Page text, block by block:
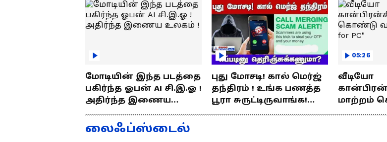
மோடியின் இந்த படத்தை
பகிர்ந்த ஓபன் AI சி.இ.ஓ !
அதிர்ந்த இணைய
உலகம் !
புது மோசடி! கால் மெர்ஜ்
தந்திரம் ! உங்க பணத்த
பூரா சுருட்டிருவாங்க!
எப்படினு
05:26
வீடியோ
மாற்றம்
"Dolby
லைஃப்ஸ்டைல்